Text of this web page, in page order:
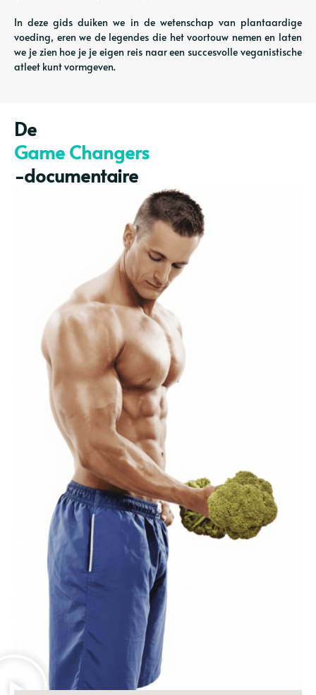
In deze gids duiken we in de wetenschap van plantaardige
voeding, eren we de legendes die het voortouw nemen en laten
we je zien hoe je je eigen reis naar een succesvolle veganistische
atleet kunt vormgeven.
De
Game Changers
-documentaire